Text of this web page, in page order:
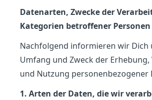
Datenarten, Zwecke der
Kategorien betroffener Personen
Nachfolgend informieren wir Dich
Umfang und Zweck der
und Nutzung personenbezogener
1. Arten der Daten, die wir